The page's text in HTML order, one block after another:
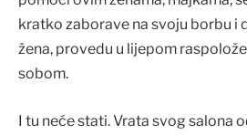
kratko zaborave na svoju borbu i
žena, provedu u lijepom
sobom.
I tu neće stati. Vrata svog salona